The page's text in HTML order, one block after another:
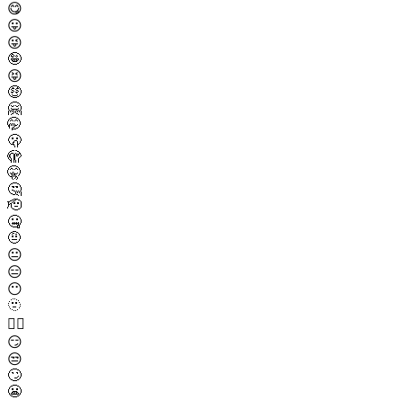
😋
😛
😜
🤪
😝
🤑
🤗
🤭
🫢
🫣
🤫
🤔
🫡
🤐
🤨
😐
😑
😶
🫥
😶‍🌫️
😏
😒
🙄
😬